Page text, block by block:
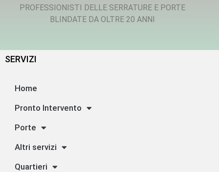
PROFESSIONISTI DELLE SERRATURE E PORTE
BLINDATE DA OLTRE 20 ANNI
SERVIZI
Home
Pronto Intervento
Porte
Altri servizi
Quartieri